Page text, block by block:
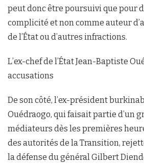
peut donc être poursuivi que pour
complicité et non comme auteur
de l’État ou d’autres infractions.
L’ex-chef de l’État Jean-Baptiste
accusations
De son côté, l’ex-président
Ouédraogo, qui faisait partie d’un
médiateurs dès les premières
des autorités de la Transition,
la défense du général Gilbert